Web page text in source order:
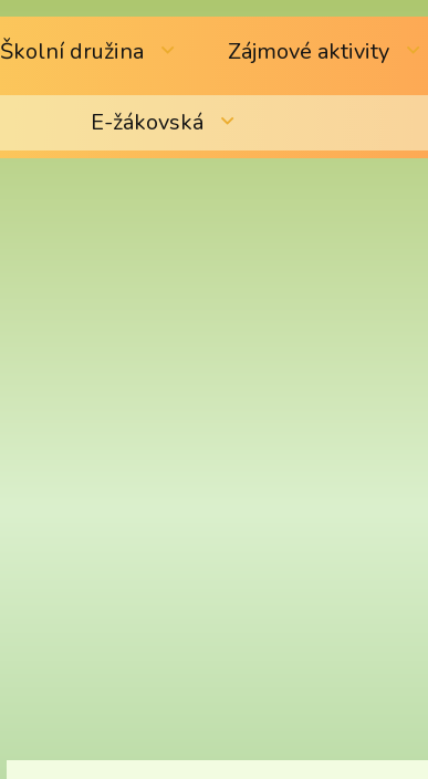
Školní družina Zájmové aktivity
E-žákovská